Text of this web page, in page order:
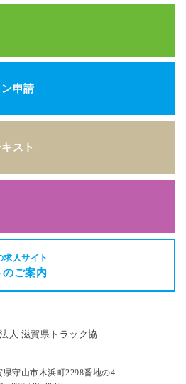
申請
スト
求人サイト
のご案内
県守山市木浜町2298番地の4